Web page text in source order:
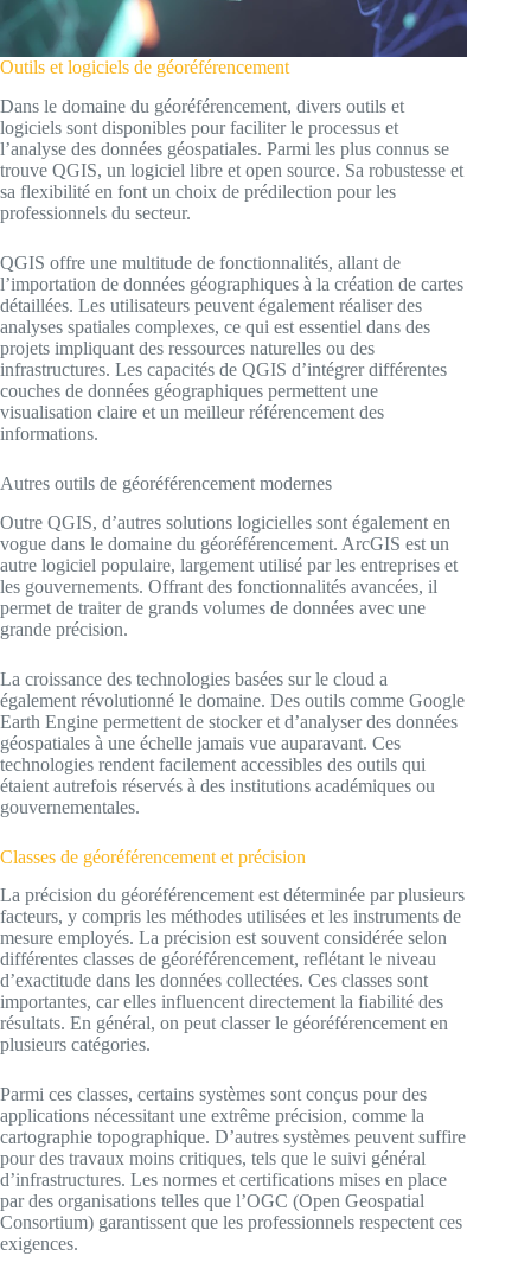
Outils et logiciels de géoréférencement
Dans le domaine du géoréférencement, divers outils et
logiciels sont disponibles pour faciliter le processus et
l’analyse des données géospatiales. Parmi les plus connus se
trouve QGIS, un logiciel libre et open source. Sa robustesse et
sa flexibilité en font un choix de prédilection pour les
professionnels du secteur.
QGIS offre une multitude de fonctionnalités, allant de
l’importation de données géographiques à la création de cartes
détaillées. Les utilisateurs peuvent également réaliser des
analyses spatiales complexes, ce qui est essentiel dans des
projets impliquant des ressources naturelles ou des
infrastructures. Les capacités de QGIS d’intégrer différentes
couches de données géographiques permettent une
visualisation claire et un meilleur référencement des
informations.
Autres outils de géoréférencement modernes
Outre QGIS, d’autres solutions logicielles sont également en
vogue dans le domaine du géoréférencement. ArcGIS est un
autre logiciel populaire, largement utilisé par les entreprises et
les gouvernements. Offrant des fonctionnalités avancées, il
permet de traiter de grands volumes de données avec une
grande précision.
La croissance des technologies basées sur le cloud a
également révolutionné le domaine. Des outils comme Google
Earth Engine permettent de stocker et d’analyser des données
géospatiales à une échelle jamais vue auparavant. Ces
technologies rendent facilement accessibles des outils qui
étaient autrefois réservés à des institutions académiques ou
gouvernementales.
Classes de géoréférencement et précision
La précision du géoréférencement est déterminée par plusieurs
facteurs, y compris les méthodes utilisées et les instruments de
mesure employés. La précision est souvent considérée selon
différentes classes de géoréférencement, reflétant le niveau
d’exactitude dans les données collectées. Ces classes sont
importantes, car elles influencent directement la fiabilité des
résultats. En général, on peut classer le géoréférencement en
plusieurs catégories.
Parmi ces classes, certains systèmes sont conçus pour des
applications nécessitant une extrême précision, comme la
cartographie topographique. D’autres systèmes peuvent suffire
pour des travaux moins critiques, tels que le suivi général
d’infrastructures. Les normes et certifications mises en place
par des organisations telles que l’OGC (Open Geospatial
Consortium) garantissent que les professionnels respectent ces
exigences.